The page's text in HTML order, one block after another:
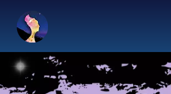
要
容